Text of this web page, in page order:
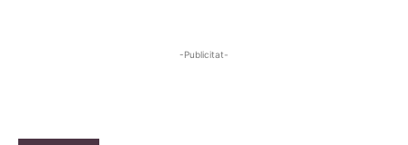
-Publicitat-